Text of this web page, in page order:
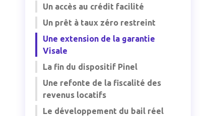
Un accès au crédit facilité
Un prêt à taux zéro restreint
Une extension de la garantie
Visale
La fin du dispositif Pinel
Une refonte de la fiscalité des
revenus locatifs
Le développement du bail réel